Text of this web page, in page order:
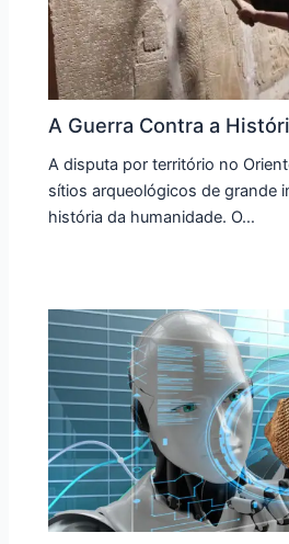
A Guerra Contra a
A disputa por território no
sítios arqueológicos de grande
história da humanidade. O…